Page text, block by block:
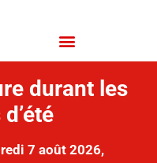
durant les
7 août 2026,